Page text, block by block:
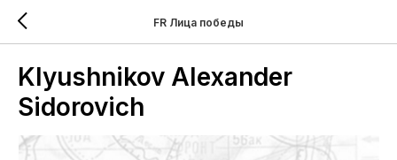
FR Лица победы
Klyushnikov Alexander
Sidorovich